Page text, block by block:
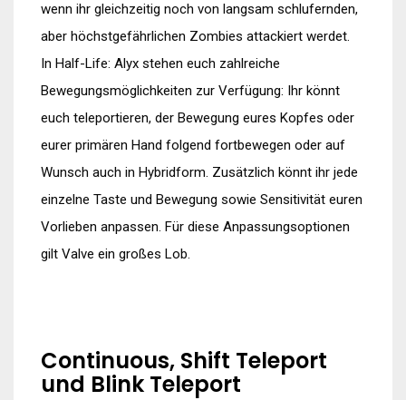
wenn ihr gleichzeitig noch von langsam schlufernden,
aber höchstgefährlichen Zombies attackiert werdet.
In Half-Life: Alyx stehen euch zahlreiche
Bewegungsmöglichkeiten zur Verfügung: Ihr könnt
euch teleportieren, der Bewegung eures Kopfes oder
eurer primären Hand folgend fortbewegen oder auf
Wunsch auch in Hybridform. Zusätzlich könnt ihr jede
einzelne Taste und Bewegung sowie Sensitivität euren
Vorlieben anpassen. Für diese Anpassungsoptionen
gilt Valve ein großes Lob.
Continuous, Shift Teleport
und Blink Teleport